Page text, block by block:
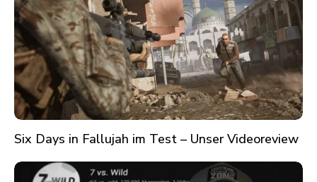
Six Days in Fallujah im Test – Unser Videoreview